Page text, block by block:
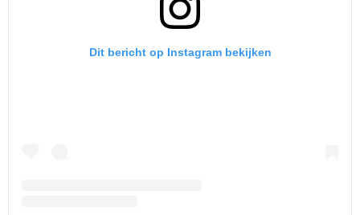
Dit bericht op Instagram bekijken